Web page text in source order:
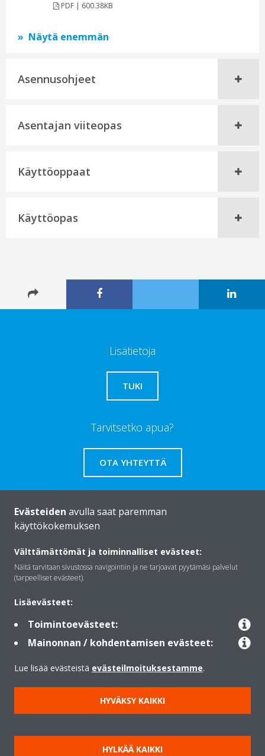
PDF | 600.38KB
Näytä enemmän
Asennusohjeet
Asentajan viiteopas
Käyttöoppaat
Käyttöopas
Lisätietoja
TUKI
Tarvitsetko apua?
OTA YHTEYTTÄ
Daikinista
Ratkaisut
Yhteystiedot
Lämpöpumput
Copyright © Daikin
Lainmukainen ilmoitus
Evästeilmoitus
Tietosuojakäytäntö
Konsernin etiikka
Data Act
Evästeiden avulla saat paremman
käyttökokemuksen
Välttämättömät ja toiminnalliset evästeet:
Näitä tarvitaan sivustossa navigointiin ja ne tarjoavat pyytämäsi palvelut
(tarpeelliset evästeet).
Lisäevästeet:
Toimintoevästeet:
Mainonnan / kohdentamisen evästeet:
Lue lisää evästeistä evästeilmoituksestamme.
HYVÄKSY KAIKKI
HYLKÄÄ KAIKKI